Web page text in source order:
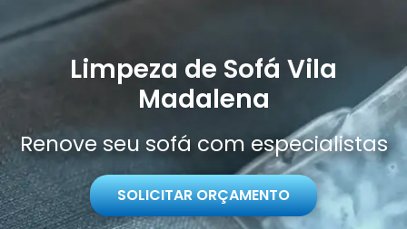
Limpeza de Sofá Vila
Madalena
Renove seu sofá com especialistas
SOLICITAR ORÇAMENTO